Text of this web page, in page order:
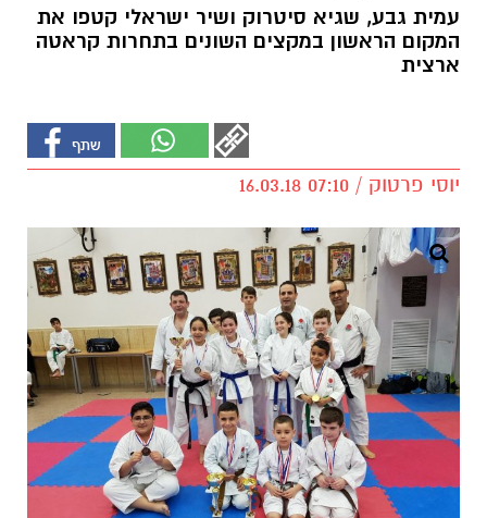
עמית גבע, שגיא סיטרוק ושיר ישראלי קטפו את
המקום הראשון במקצים השונים בתחרות קראטה
ארצית
יוסי פרטוק / 07:10 16.03.18